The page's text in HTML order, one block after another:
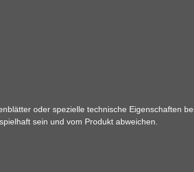
oder spezielle technische Eigenschaften
sein und vom Produkt abweichen.